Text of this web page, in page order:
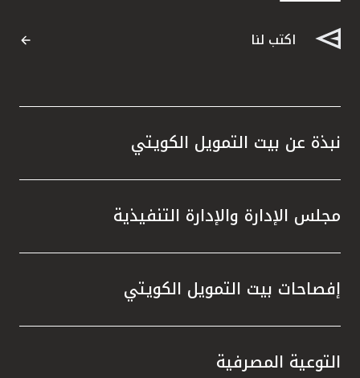
اكتب لنا
نبذة عن بيت التمويل الكويتي
مجلس الإدارة والإدارة التنفيذية
إفصاحات بيت التمويل الكويتي
التوعية المصرفية